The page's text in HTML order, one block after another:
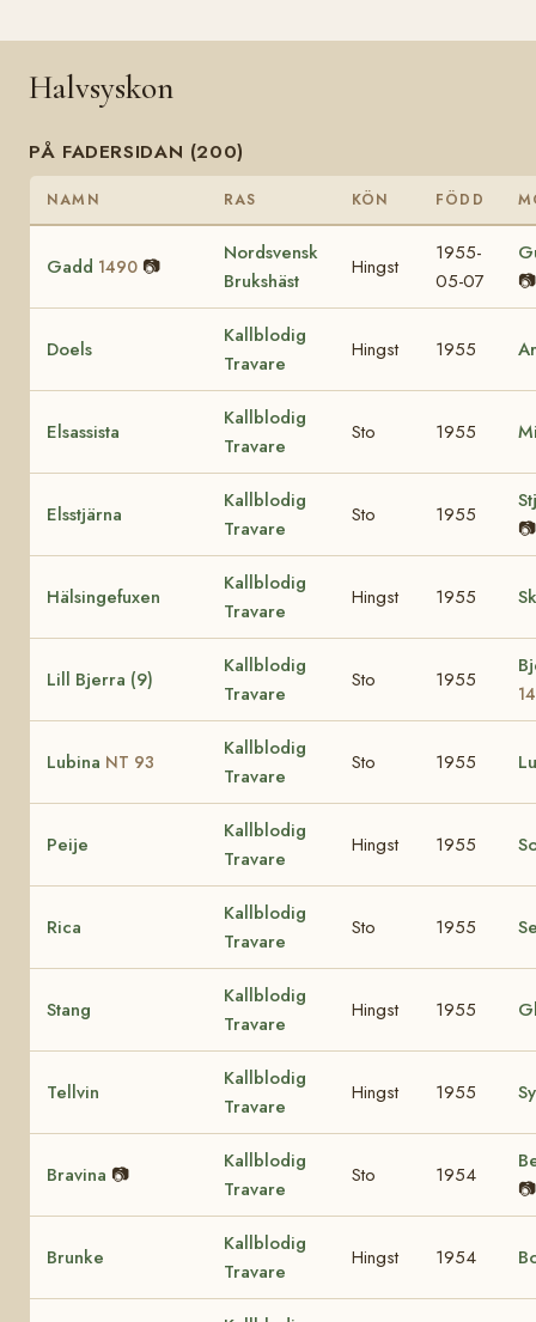
Halvsyskon
PÅ FADERSIDAN (200)
NAMN RAS KÖN FÖDD
Gadd 1490 📷
Nordsvensk
Brukshäst
Hingst
1955-
05-07
📷
Doels
Kallblodig
Travare
Hingst 1955
Elsassista
Kallblodig
Travare
Sto 1955
Elsstjärna
Kallblodig
Travare
Sto 1955
📷
Hälsingefuxen
Kallblodig
Travare
Hingst 1955
Lill Bjerra (9)
Kallblodig
Travare
Sto 1955
Lubina NT 93
Kallblodig
Travare
Sto 1955
Peije
Kallblodig
Travare
Hingst 1955
Rica
Kallblodig
Travare
Sto 1955
Stang
Kallblodig
Travare
Hingst 1955
Tellvin
Kallblodig
Travare
Hingst 1955
Bravina 📷
Kallblodig
Travare
Sto 1954
📷
Brunke
Kallblodig
Travare
Hingst 1954